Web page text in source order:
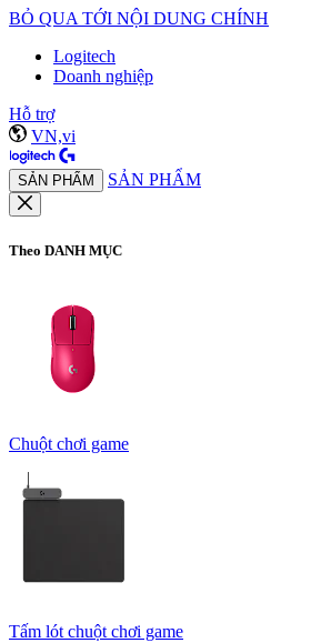
BỎ QUA TỚI NỘI DUNG CHÍNH
Logitech
Doanh nghiệp
Hỗ trợ
VN,vi
SẢN PHẨM SẢN PHẨM
Theo DANH MỤC
Chuột chơi game
Tấm lót chuột chơi game